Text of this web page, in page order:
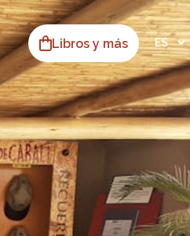
Libros y más ES